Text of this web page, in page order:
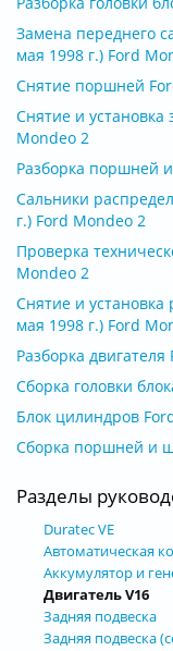
Замена переднего
мая 1998 г.) Ford
Снятие поршней
Снятие и установка
Mondeo 2
Разборка поршней
Сальники
г.) Ford Mondeo 2
Проверка
Mondeo 2
Снятие и установка
мая 1998 г.) Ford
Разборка
Сборка головки
Блок цилиндров
Сборка поршней и
Разделы
Duratec VЕ
Автоматическая
Аккумулятор и
Двигатель V16
Задняя подвеска
Задняя подвеска